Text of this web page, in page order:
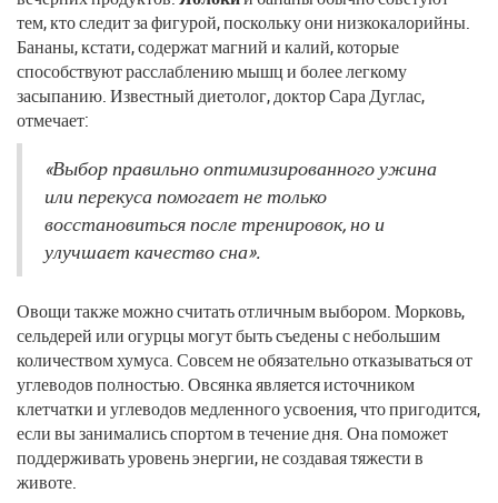
тем, кто следит за фигурой, поскольку они низкокалорийны.
Бананы, кстати, содержат магний и калий, которые
способствуют расслаблению мышц и более легкому
засыпанию. Известный диетолог, доктор Сара Дуглас,
отмечает:
«Выбор правильно оптимизированного ужина
или перекуса помогает не только
восстановиться после тренировок, но и
улучшает качество сна».
Овощи также можно считать отличным выбором. Морковь,
сельдерей или огурцы могут быть съедены с небольшим
количеством хумуса. Совсем не обязательно отказываться от
углеводов полностью. Овсянка является источником
клетчатки и углеводов медленного усвоения, что пригодится,
если вы занимались спортом в течение дня. Она поможет
поддерживать уровень энергии, не создавая тяжести в
животе.